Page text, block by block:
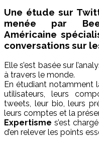
Une étude sur
menée par
Américaine
conversations sur
Elle s’est basée sur
à travers le monde.
En étudiant notamment
utilisateurs, leurs
tweets, leur bio, leurs
leurs comptes et la
Expertisme s’est
d’en relever les points